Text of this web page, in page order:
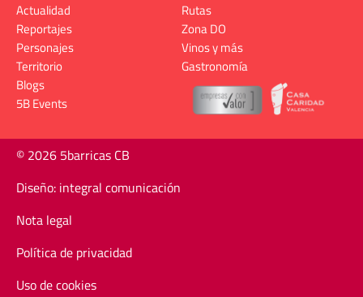
Actualidad
Reportajes
Personajes
Territorio
Rutas
Zona DO
Vinos y más
Gastronomía
Blogs
5B Events
© 2026 5barricas CB
Diseño: integral comunicación
Nota legal
Política de privacidad
Uso de cookies